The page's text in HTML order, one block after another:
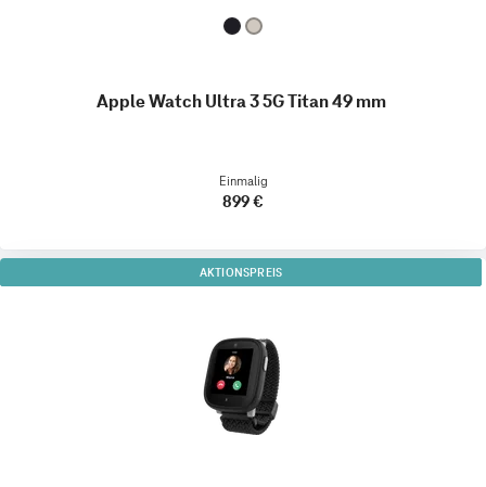
Apple Watch Ultra 3 5G Titan 49 mm
Einmalig
899 €
AKTIONSPREIS